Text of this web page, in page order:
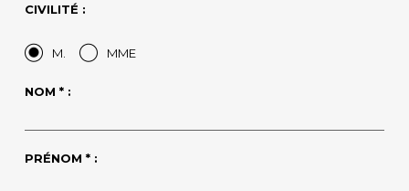
CIVILITÉ :
M. MME
NOM * :
PRÉNOM * :